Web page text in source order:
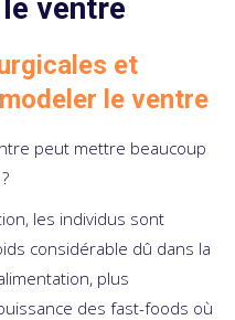
ventre
et
le ventre
peut mettre beaucoup
les individus sont
considérable dû dans la
plus
des fast-foods où